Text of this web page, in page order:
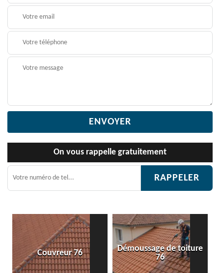
On vous rappelle gratuitement
Couvreur 76
Démoussage de toiture
76